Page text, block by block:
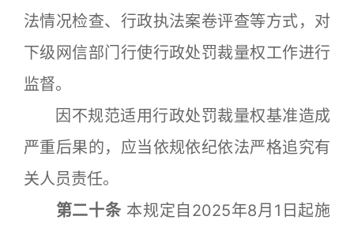
法情况检查、行政执法案卷评查等方式，对
下级网信部门行使行政处罚裁量权工作进行
监督。
因不规范适用行政处罚裁量权基准造成
严重后果的，应当依规依纪依法严格追究有
关人员责任。
第二十条 本规定自2025年8月1日起施